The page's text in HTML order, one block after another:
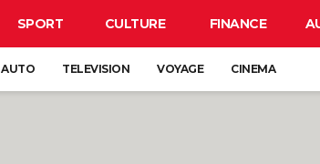
SPORT CULTURE FINANCE
AUTO TELEVISION VOYAGE CINEMA